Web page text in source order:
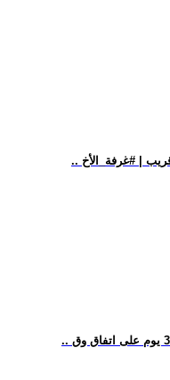
| #غرفة_الأخ